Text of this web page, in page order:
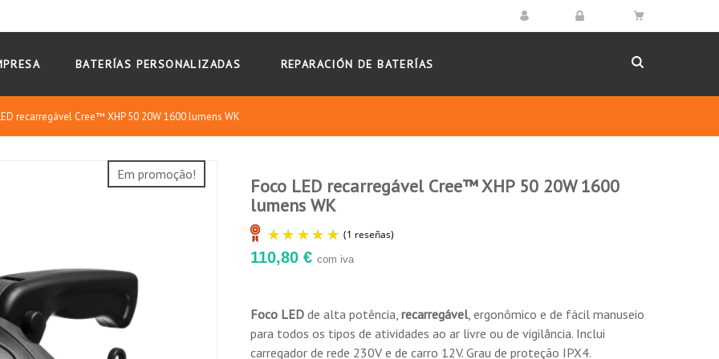
BATERÍAS PERSONALIZADAS REPARACIÓN DE BATERÍAS
recarregável Cree™ XHP 50 20W 1600 lumens WK
Em promoção!
Foco LED recarregável Cree™ XHP 50 20W 1600
lumens WK
110,80 € com iva
Foco LEDde alta potência, recarregável, ergonômico e de fácil manuseio
para todos os tipos de atividades ao ar livre ou de vigilância. Inclui
carregador de rede 230V e de carro 12V. Grau de proteção IPX4.
do carro).
Basado en 1 reseñas
fecha descendente